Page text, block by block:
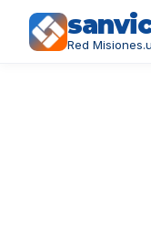
Red